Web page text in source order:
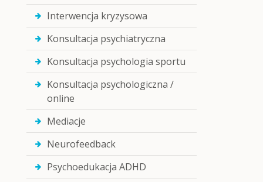
Interwencja kryzysowa
Konsultacja psychiatryczna
Konsultacja psychologia sportu
Konsultacja psychologiczna /
online
Mediacje
Neurofeedback
Psychoedukacja ADHD